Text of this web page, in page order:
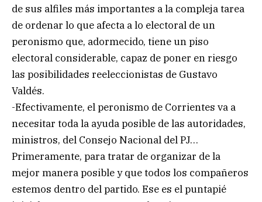
de sus alfiles más importantes a la compleja tarea
de ordenar lo que afecta a lo electoral de un
peronismo que, adormecido, tiene un piso
electoral considerable, capaz de poner en riesgo
las posibilidades reeleccionistas de Gustavo
Valdés.
-Efectivamente, el peronismo de Corrientes va a
necesitar toda la ayuda posible de las autoridades,
ministros, del Consejo Nacional del PJ…
Primeramente, para tratar de organizar de la
mejor manera posible y que todos los compañeros
estemos dentro del partido. Ese es el puntapié